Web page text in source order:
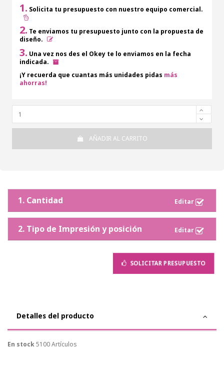
1. Solicita tu presupuesto con nuestro equipo comercial.
2. Te enviamos tu presupuesto junto con la propuesta de
diseño.
3. Una vez nos des el Okey te lo enviamos en la fecha
indicada.
¡Y recuerda que cuantas más unidades pidas más
ahorras!
AÑADIR AL CARRITO
1. Cantidad
2. Tipo de Impresión y posición
SOLICITAR PRESUPUESTO
Detalles del producto
En stock5100 Artículos